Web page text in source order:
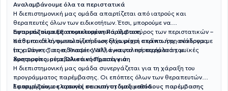
Αναλαμβάνουμε όλα τα περιστατικά
Η διεπιστημονική μας ομάδα απαρτίζεται από ιατρούς και
θεραπευτές όλων των ειδικοτήτων. Έτσι, μπορούμε να
αντιμετωπίσουμε αποτελεσματικά όλο το εύρος των περιστατικών –
από μια απλή φωνολογική δυσκολία μέχρι σπάνια ή μη σύνδρομα
(π.χ. Down, Turner, Prader-Willi), εγκεφαλική παράλυση, μυϊκές
δυστροφίες, μεταβολικά νοσήματα κ.ά.
Εφαρμόζουμε Εξατομικευμένη Παρέμβαση
Κάθε παιδί αντιμετωπίζεται ως ξεχωριστή περίπτωση, ανάλογα με
τις ανάγκες, τις αδυναμίες, αλλά και τα προτερήματά του.
Χρησιμοποιούμε Ολιστική Προσέγγιση
Η διεπιστημονική μας ομάδα συνεργάζεται για τη χάραξη του
προγράμματος παρέμβασης. Οι επόπτες όλων των θεραπευτών
λειτουργούν ως αρωγοί σε αυτή τη διαδικασία.
Εφαρμόζουμε κλασικές και καινοτόμες μεθόδους παρέμβασης